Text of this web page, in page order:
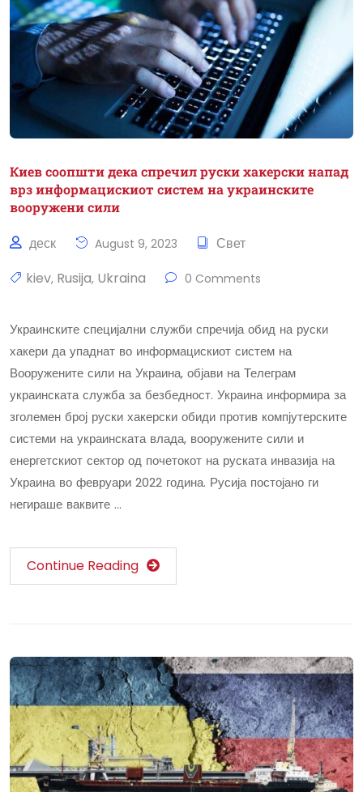
Киев соопшти дека спречил руски хакерски напад
врз информацискиот систем на украинските
вооружени сили
деск August 9, 2023
Свет
kiev, Rusija, Ukraina 0 Comments
Украинските специјални служби спречија обид на руски
хакери да упаднат во информацискиот систем на
Вооружените сили на Украина, објави на Телеграм
украинската служба за безбедност. Украина информира за
зголемен број руски хакерски обиди против компјутерските
системи на украинската влада, вооружените сили и
енергетскиот сектор од почетокот на руската инвазија на
Украина во февруари 2022 година. Русија постојано ги
негираше ваквите …
Continue Reading